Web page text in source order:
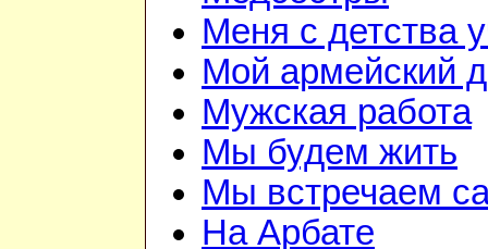
Меня с детства
Мой армейский
Мужская работа
Мы будем жить
Мы встречаем
На Арбате